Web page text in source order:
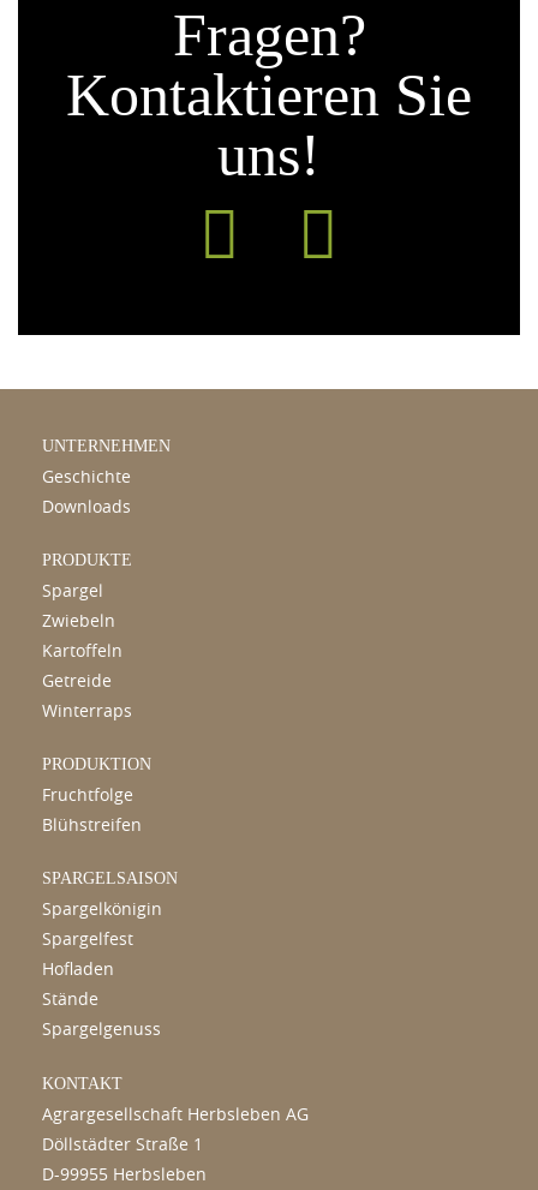
Fragen?
Kontaktieren Sie
uns!
UNTERNEHMEN
Geschichte
Downloads
PRODUKTE
Spargel
Zwiebeln
Kartoffeln
Getreide
Winterraps
PRODUKTION
Fruchtfolge
Blühstreifen
SPARGELSAISON
Spargelkönigin
Spargelfest
Hofladen
Stände
Spargelgenuss
KONTAKT
Agrargesellschaft Herbsleben AG
Döllstädter Straße 1
D-99955 Herbsleben